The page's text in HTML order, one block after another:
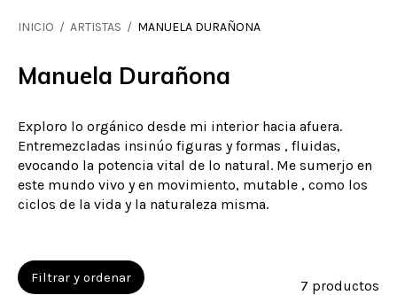
INICIO / ARTISTAS / MANUELA DURAÑONA
Manuela Durañona
Exploro lo orgánico desde mi interior hacia afuera.
Entremezcladas insinúo figuras y formas , fluidas,
evocando la potencia vital de lo natural. Me sumerjo en
este mundo vivo y en movimiento, mutable , como los
ciclos de la vida y la naturaleza misma.
Filtrar y ordenar 7 productos